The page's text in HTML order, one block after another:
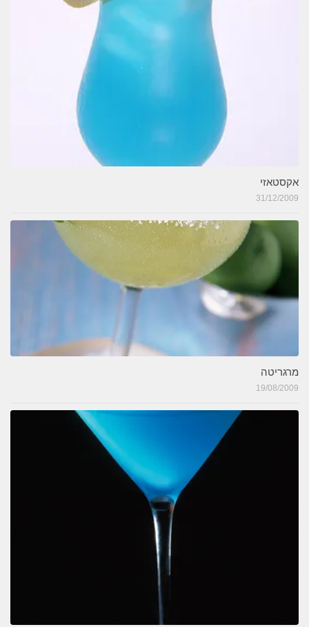
אקסטאזי
31/12/2009
מרגריטה
19/08/2009